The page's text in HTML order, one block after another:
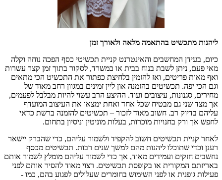
ליהנות מתכשיט בהתאמה מלאה ולאורך זמן
כיום, בעידן המחשבים והאינטרנט קניית תכשיטי כסף הפכה נוחה וקלה
מאי פעם, ניתן לשבת בנוח בבית או במשרד, לסקור בתוך זמן קצר עשרות
ואף מאות פריטים, ואז להזמין בלחיצת כפתור את התכשיט הכי מתאים
וגם הכי יפה. תכשיטים בהזמנה און ליין זמינים במגוון רחב מאוד של
מחירים, סגנונות, עיצובים ועוד. ההיצע הרב עשוי להיות מבלבל לפעמים,
אך מצד שני גם מבטיח שכל אחד ואחת ימצאו את העיצוב המועדף
עליהם בדיוק רב. חשוב מאוד לזכור – תכשיטים להזמנה ברשת כדאי
לחפש אך ורק בחנויות מוכרות, בעלות מוניטין וניסיון בתחום.
לאחר קניית תכשיטים חשוב להקפיד ולשמור עליהם, כדי שהברק יישאר
רענן וכדי שתוכלו ליהנות מהם למשך שנים רבות. תכשיטים מכסף
נחשבים חזקים ועמידים מאוד, אך כדי לשמור עליהם מומלץ לשמור אותם
באריזתם המקורית או בקופסת תכשיטים. רצוי מאוד להסיר אותם לפני
פעילות גופנית או לפני השימוש בחומרים שעלולים לפגוע בהם, כמו -